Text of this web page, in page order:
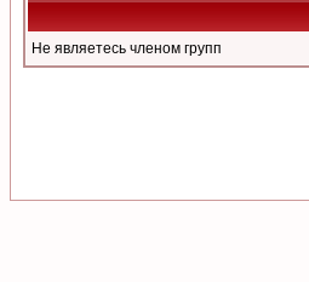
Не являетесь членом групп